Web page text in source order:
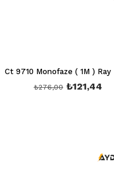
₺121,44
₺276,00